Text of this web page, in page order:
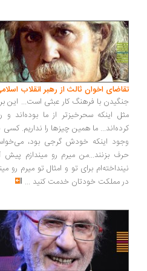
اخوان ثالث از رهبر انقلاب اسلامی
با فرهنگ کار عبثی است... این برادران
اینکه سحرخیزتر از ما بوده‌اند و
ما همین چیزها را نداریم. کسی نداریم
اینکه خودش گرجی بود، می‌خواست
بزنند...من میرم رو میندازم پیش آقای
برای تو و امثال تو میرم رو
مملکت خودتان خدمت کنید...